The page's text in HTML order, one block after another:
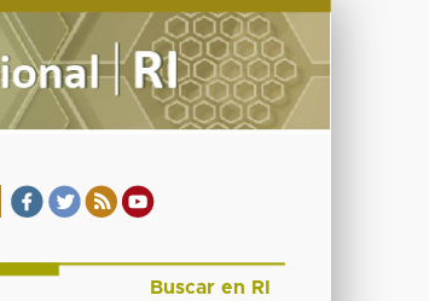
Buscar en RI